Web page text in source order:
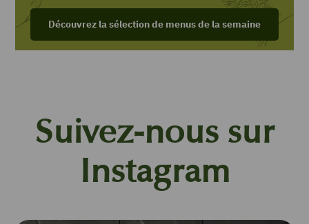
Découvrez la sélection de menus de la semaine
Suivez-nous sur
Instagram